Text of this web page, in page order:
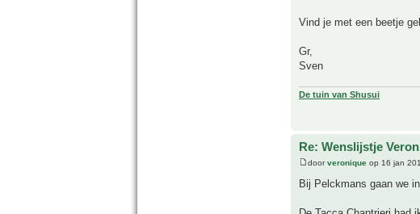
Vind je met een beetje
Gr,
Sven
De tuin van Shusui
Re: Wenslijstje
doorveronique op 16 jan
Bij Pelckmans gaan we